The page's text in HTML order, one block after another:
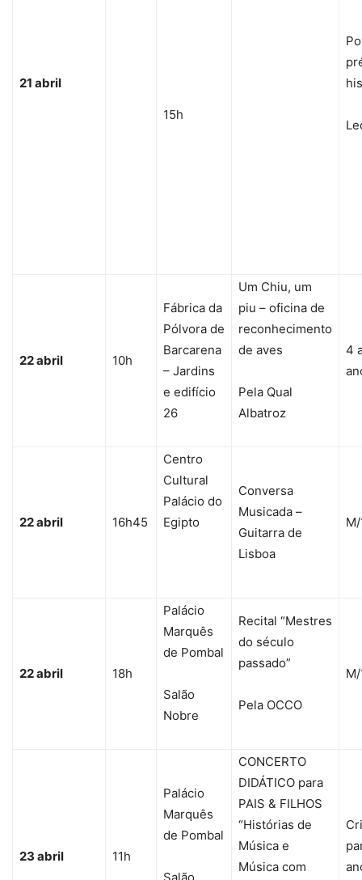
21 abril
15h
22 abril 10h
Fábrica da
Pólvora de
Barcarena
– Jardins
e edifício
26
Um Chiu, um
piu – oficina de
reconhecimento
de aves
Pela Qual
Albatroz
4
22 abril 16h45
Centro
Cultural
Palácio do
Egipto
Conversa
Musicada –
Guitarra de
Lisboa
22 abril 18h
Palácio
Marquês
de Pombal
Salão
Nobre
Recital “Mestres
do século
passado”
Pela OCCO
23 abril 11h
Palácio
Marquês
de Pombal
CONCERTO
DIDÁTICO para
PAIS & FILHOS
“Histórias de
Música e
Música com